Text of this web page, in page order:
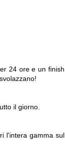
24 ore e un finish
il giorno.
l'intera gamma sul